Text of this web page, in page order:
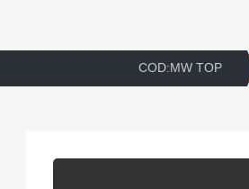
COD:MW TOP